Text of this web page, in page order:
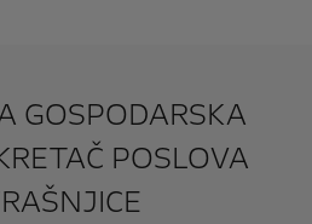
GOSPODARSKA
POSLOVA